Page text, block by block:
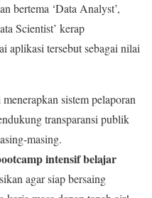
bertema ‘Data Analyst’,
Scientist’ kerap
aplikasi tersebut sebagai nilai
sistem pelaporan
transparansi publik
masing.
intensif belajar
agar siap bersaing